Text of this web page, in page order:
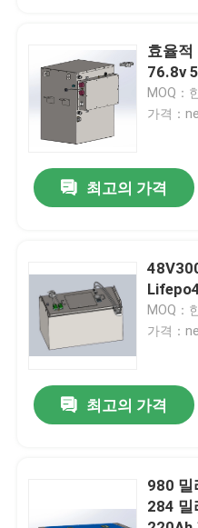
우리에 대하여
공장 여행
연락주세요
인용문을 요구하세요
지게차 리튬 배터리
에너지 저장 리튬 배터리
효율적
76.8v
MOQ：
가격：
최고의 가격
MOQ：
가격：
최고의 가격
980 밀
284 밀